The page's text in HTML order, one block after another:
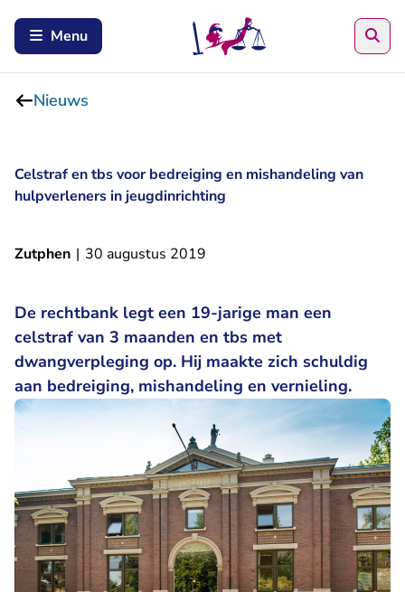
Menu
Nieuws
Celstraf en tbs voor bedreiging en mishandeling van
hulpverleners in jeugdinrichting
Zutphen | 30 augustus 2019
De rechtbank legt een 19-jarige man een
celstraf van 3 maanden en tbs met
dwangverpleging op. Hij maakte zich schuldig
aan bedreiging, mishandeling en vernieling.